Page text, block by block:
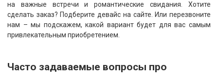
на важные встречи и романтические свидания. Хотите
сделать заказ? Подберите девайс на сайте. Или перезвоните
нам – мы подскажем, какой вариант будет для вас самым
привлекательным приобретением.
Часто задаваемые вопросы про